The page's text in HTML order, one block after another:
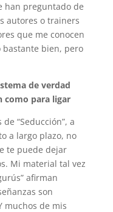
han preguntado de
autores o trainers
que me conocen
bastante bien, pero
de verdad
como para ligar
“Seducción”, a
a largo plazo, no
te puede dejar
Mi material tal vez
afirman
son
muchos de mis